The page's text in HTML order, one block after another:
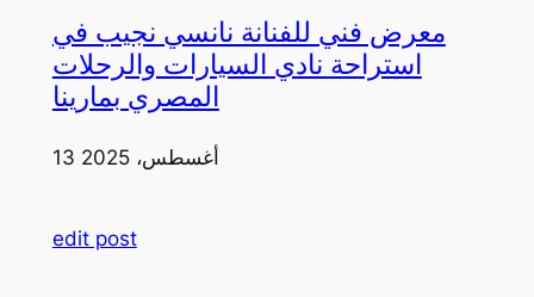
معرض فني للفنانة نانسي نجيب في
استراحة نادي السيارات والرحلات
المصري بمارينا
13 أغسطس، 2025
edit post